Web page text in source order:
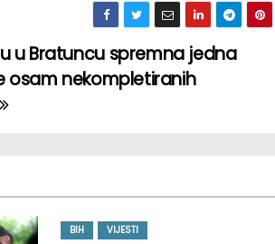
u Bratuncu spremna jedna
osam nekompletiranih
BIH VIJESTI